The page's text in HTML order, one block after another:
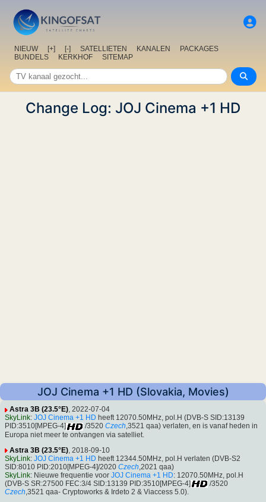
NIEUW [+] [-] SATELLIETEN KANALEN
PACKAGES
BUNDELS
KERKHOF SITEMAP
Change Log: JOJ Cinema +1 HD
JOJ Cinema +1 HD (Slovakia, Movies)
Astra 3B (23.5°E), 2022-07-04
SkyLink: JOJ Cinema +1 HD heeft 12070.50MHz, pol.H (DVB-S SID:13139
PID:3510[MPEG-4]
/3520 Czech,3521 qaa) verlaten, en is vanaf heden in
Europa niet meer te ontvangen via satelliet.
Astra 3B (23.5°E) , 2018-09-10
SkyLink: JOJ Cinema +1 HD heeft 12344.50MHz, pol.H verlaten (DVB-S2
SID:8010 PID:2010[MPEG-4]/2020 Czech ,2021 qaa)
SkyLink: Nieuwe frequentie voor JOJ Cinema +1 HD: 12070.50MHz, pol.H
(DVB-S SR:27500 FEC:3/4 SID:13139 PID:3510[MPEG-4]
/3520
Czech,3521 qaa- Cryptoworks & Irdeto 2 & Viaccess 5.0).